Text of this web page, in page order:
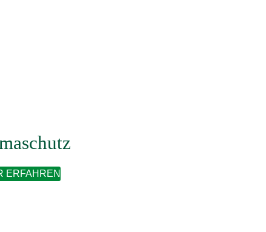
ERFAHREN